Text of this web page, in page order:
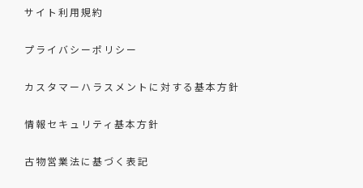
サイト利用規約
プライバシーポリシー
カスタマーハラスメントに対する基本方針
情報セキュリティ基本方針
古物営業法に基づく表記